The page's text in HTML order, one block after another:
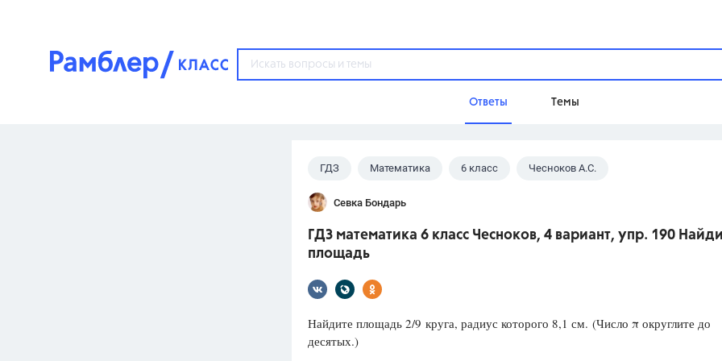
Ответы Темы
Популярные темы
ГДЗ
ОГЭ
ФИПИ
Домашнее задание
Школа
Учебники
ГДЗ Математика 6 класс Чесноков А.С.
Севка Бондарь
ГДЗ математика 6 класс Чесноков, 4 вариант, упр. 190
площадь
Найдите площадь 2/9 круга, радиус которого 8,1 см. (Число π округлите до
десятых.)